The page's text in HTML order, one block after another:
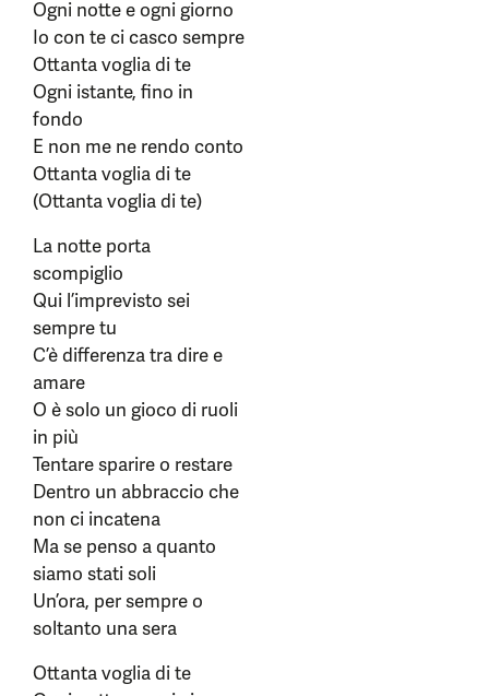
Ogni notte e ogni giorno
Io con te ci casco sempre
Ottanta voglia di te
Ogni istante, fino in
fondo
E non me ne rendo conto
Ottanta voglia di te
(Ottanta voglia di te)
La notte porta
scompiglio
Qui l’imprevisto sei
sempre tu
C’è differenza tra dire e
amare
O è solo un gioco di ruoli
in più
Tentare sparire o restare
Dentro un abbraccio che
non ci incatena
Ma se penso a quanto
siamo stati soli
Un’ora, per sempre o
soltanto una sera
Ottanta voglia di te